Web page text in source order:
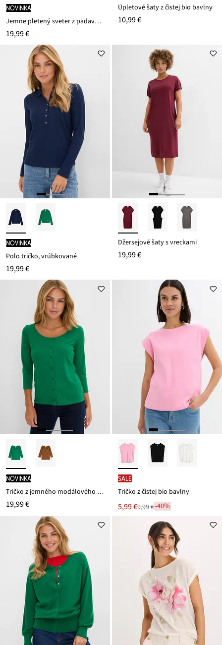
novinka
Jemne pletený sveter z padavého viskózového mixu
19,99 €
Úpletové šaty z čistej bio bavlny
10,99 €
novinka
Polo tričko, vrúbkované
19,99 €
Džersejové šaty s vreckami
19,99 €
novinka
Tričko z jemného modálového mixu
19,99 €
SALE
Tričko z čistej bio bavlny
Nová
cena
5,99 €
Zľava9,99 €-40%